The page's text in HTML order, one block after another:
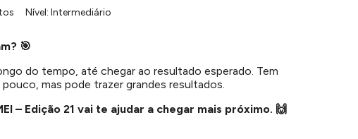
Nível: Intermediário
🎯
do tempo, até chegar ao resultado esperado. Tem
mas pode trazer grandes resultados.
– Edição 21 vai te ajudar a chegar mais próximo. 🙌